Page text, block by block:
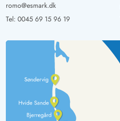
romo@esmark.dk
Tel: 0045 69 15 96 19